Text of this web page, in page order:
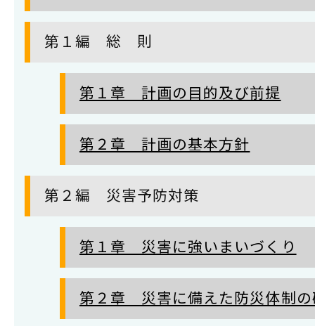
第１編 総 則
第１章 計画の目的及び前提
第２章 計画の基本方針
第２編 災害予防対策
第１章 災害に強いまいづくり
第２章 災害に備えた防災体制の